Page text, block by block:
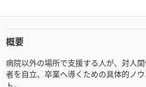
概要
病院以外の場所で支援する人が、対人
者を自立、卒業へ導くための具体的ノ